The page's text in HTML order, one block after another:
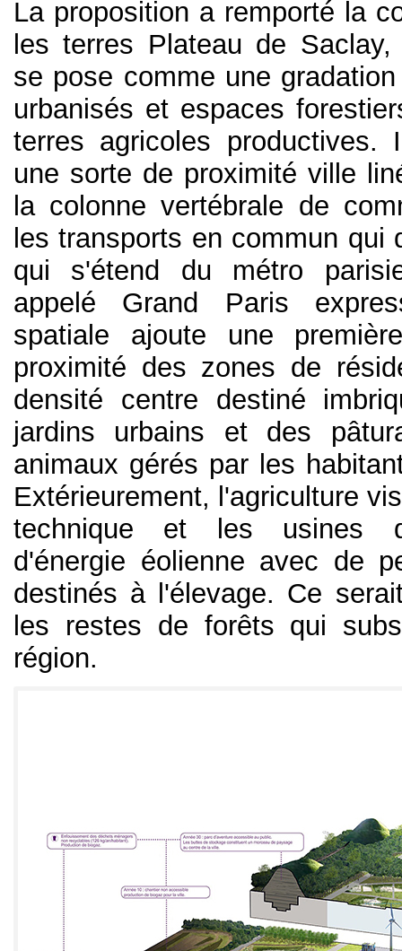
La proposition a remporté la
les terres Plateau de
se pose comme une
urbanisés et espaces
terres agricoles
une sorte de proximité ville
la colonne vertébrale de
les transports en commun qui
qui s'étend du métro
appelé Grand Paris
spatiale ajoute une
proximité des zones de
densité centre destiné
jardins urbains et des
animaux gérés par les
Extérieurement, l'agriculture
technique et les usines
d'énergie éolienne avec de
destinés à l'élevage. Ce
les restes de forêts qui
région.